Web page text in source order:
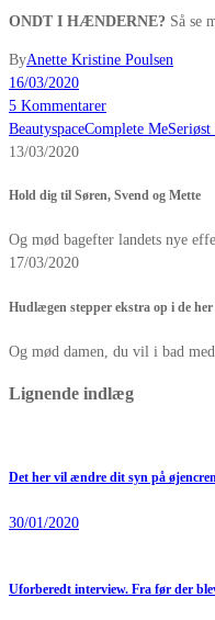
ONDT I HÆNDERNE? Så se
ByAnette Kristine Poulsen
16/03/2020
5 Kommentarer
BeautyspaceComplete MeSeriøst
13/03/2020
Hold dig til Søren, Svend og Mette
Og mød bagefter landets nye
17/03/2020
Hudlægen stepper ekstra op i de her
Og mød damen, du vil i bad med
Lignende indlæg
Det her vil ændre dit syn på
30/01/2020
Uforberedt interview. Fra før der